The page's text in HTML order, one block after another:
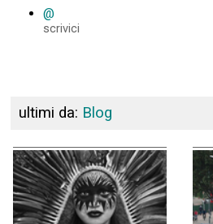
@
scrivici
ultimi da: Blog